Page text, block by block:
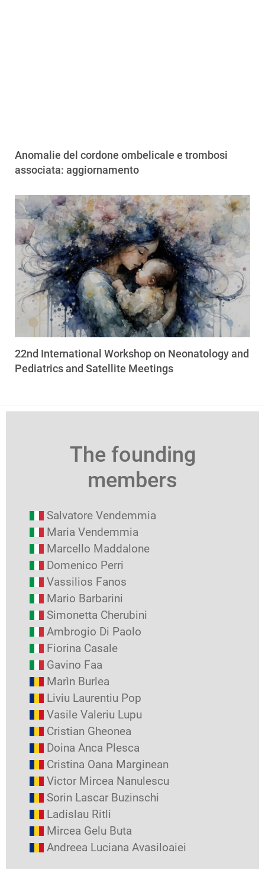
Anomalie del cordone ombelicale e trombosi
associata: aggiornamento
22nd International Workshop on Neonatology and
Pediatrics and Satellite Meetings
The founding
members
Salvatore Vendemmia
Maria Vendemmia
Marcello Maddalone
Domenico Perri
Vassilios Fanos
Mario Barbarini
Simonetta Cherubini
Ambrogio Di Paolo
Fiorina Casale
Gavino Faa
Marìn Burlea
Liviu Laurentiu Pop
Vasile Valeriu Lupu
Cristian Gheonea
Doina Anca Plesca
Cristina Oana Marginean
Victor Mircea Nanulescu
Sorin Lascar Buzinschi
Ladislau Ritli
Mircea Gelu Buta
Andreea Luciana Avasiloaiei